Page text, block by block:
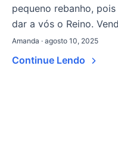
pequeno rebanho,
dar a vós o Reino.
Amanda · agosto 10, 2025
Continue Lendo